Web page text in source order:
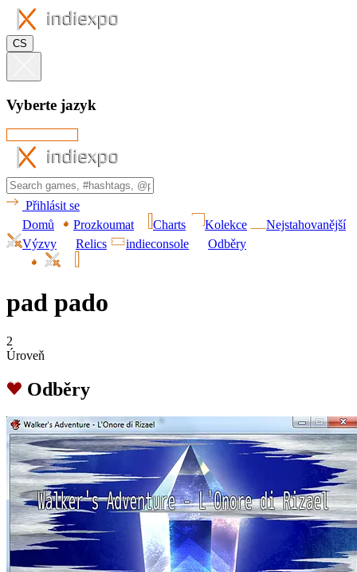
CS
Vyberte jazyk
Přihlásit se
Domů
Prozkoumat Charts Kolekce
Nejstahovanější
Výzvy
Relics indieconsole Odběry
pad pado
2
Úroveň
Odběry